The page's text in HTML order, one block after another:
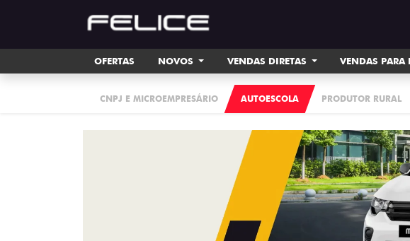
OFERTAS NOVOS VENDAS DIRETAS VENDAS PARA
CNPJ E MICROEMPRESÁRIO AUTOESCOLA PRODUTOR RURAL